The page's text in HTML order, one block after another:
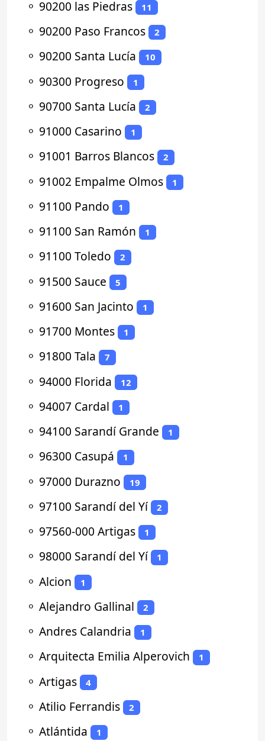
⚬ 90200 las Piedras 11
⚬ 90200 Paso Francos 2
⚬ 90200 Santa Lucía 10
⚬ 90300 Progreso 1
⚬ 90700 Santa Lucía 2
⚬ 91000 Casarino 1
⚬ 91001 Barros Blancos 2
⚬ 91002 Empalme Olmos 1
⚬ 91100 Pando 1
⚬ 91100 San Ramón 1
⚬ 91100 Toledo 2
⚬ 91500 Sauce 5
⚬ 91600 San Jacinto 1
⚬ 91700 Montes 1
⚬ 91800 Tala 7
⚬ 94000 Florida 12
⚬ 94007 Cardal 1
⚬ 94100 Sarandí Grande 1
⚬ 96300 Casupá 1
⚬ 97000 Durazno 19
⚬ 97100 Sarandí del Yí 2
⚬ 97560-000 Artigas 1
⚬ 98000 Sarandí del Yí 1
⚬ Alcion 1
⚬ Alejandro Gallinal 2
⚬ Andres Calandria 1
⚬ Arquitecta Emilia Alperovich 1
⚬ Artigas 4
⚬ Atilio Ferrandis 2
⚬ Atlántida 1